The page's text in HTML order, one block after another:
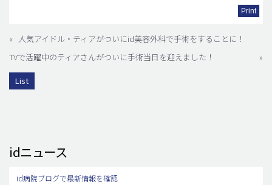
Print
«
人気アイドル・ティアがついにid美容外科で手術をすることに！
TVで活躍中のティアさんがついに手術当日を迎えました！
»
List
idニュース
id病院ブログで最新情報を確認